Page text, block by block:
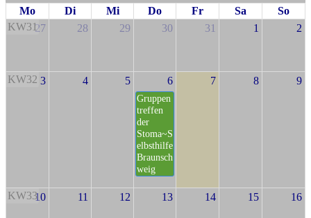
Mo Di Mi Do Fr Sa
So
KW3127 28 29 30 31 1 2
KW32 3 4 5 6
Gruppen
treffen
der
Stoma~S
elbsthilfe
Braunsch
weig
7 8 9
KW3310 11 12 13 14 15 16